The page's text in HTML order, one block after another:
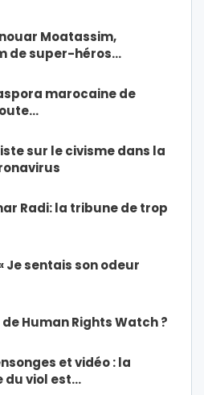
Moatassim,
de super-héros…
marocaine de
sur le civisme dans la
Radi: la tribune de trop
Je sentais son odeur
Human Rights Watch ?
et vidéo : la
du viol est…